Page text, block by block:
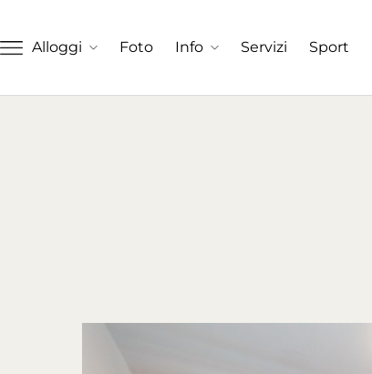
Alloggi Foto Info Servizi Sport